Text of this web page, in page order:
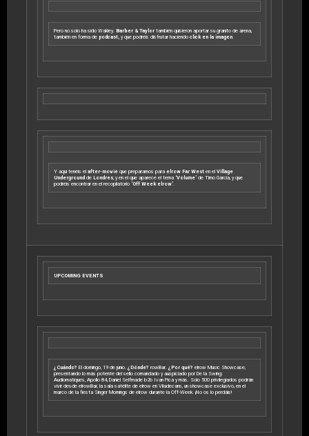
Pero no solo ha sido Wakley. Barber & Taylor también quisieron aportar su granito de arena,
también en forma de podcast, y que podréis disfrutar haciendo click en la imagen.
Y aquí tenéis el after-movie que preparamos para elrow Far West en el Village
Underground de Londres, y en el que aparece el tema ‘Volume’ de Timo García, y que
podréis encontrar en el recopilatorio ‘Off Week elrow’.
UPCOMING EVENTS
¿Cuándo? El domingo, 19 de junio. ¿Dónde? rowBar. ¿Por qué? elrow Music Showcase,
presentando lo más potente del sello comandado y auspiciado por De la Swing:
Audiomatiques, Apollo 84, Daniel Selfmade b2b Ivan Pica y más. Solo 500 privilegiados podrán
vivir desde elrowBar, la sala satélite de elrow en Viladecans, un showcase exclusivo, en el
marco de la fiesta Singer Mornings de elrow durante la Off-Week. ¡No os lo perdáis!